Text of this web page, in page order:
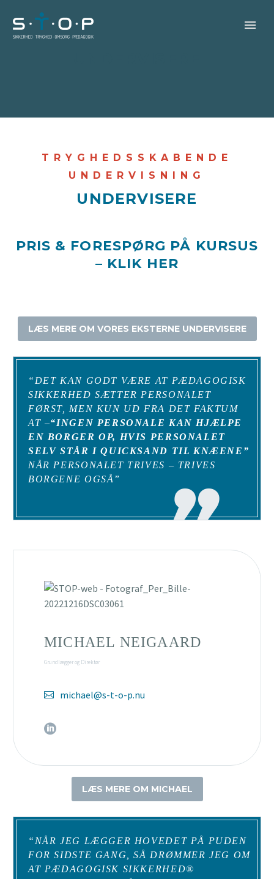
TRYGHEDSSKABENDE
UNDERVISNING
UNDERVISERE
PRIS & FORESPØRG PÅ KURSUS
– KLIK HER
LÆS MERE OM VORES EKSTERNE UNDERVISERE
“DET KAN GODT VÆRE AT PÆDAGOGISK
SIKKERHED SÆTTER PERSONALET
FØRST, MEN KUN UD FRA DET FAKTUM
AT –“INGEN PERSONALE KAN HJÆLPE
EN BORGER OP, HVIS PERSONALET
SELV STÅR I QUICKSAND TIL KNÆENE”
NÅR PERSONALET TRIVES – TRIVES
BORGENE OGSÅ”
“NÅR JEG LÆGGER HOVEDET PÅ PUDEN
FOR SIDSTE GANG, SÅ DRØMMER JEG OM
AT PÆDAGOGISK SIKKERHED®
MICHAEL NEIGAARD
Grundlægger og Direktør
michael@s-t-o-p.nu
LÆS MERE OM MICHAEL